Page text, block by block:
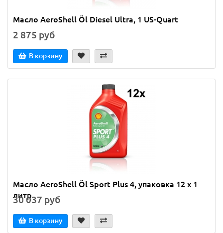
Масло AeroShell Öl Diesel Ultra, 1 US-Quart
2 875 руб
В корзину
Масло AeroShell Öl Sport Plus 4, упаковка 12 x 1
литр
30 037 руб
В корзину